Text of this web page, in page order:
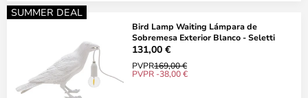
SUMMER DEAL
Bird Lamp Waiting Lámpara de
Sobremesa Exterior Blanco - Seletti
131,00 €
PVPR169,00 €
PVPR -38,00 €